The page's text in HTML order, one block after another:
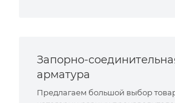
Запорно-
арматура
Предлагаем большой выбор